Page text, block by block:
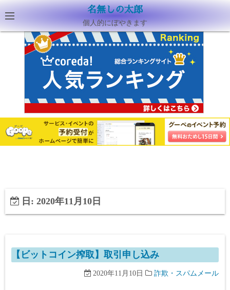
名無しの太郎
個人的にぼやきます
日: 2020年11月10日
【ビットコイン搾取】取引申し込み
2020年11月10日 詐欺・スパムメール